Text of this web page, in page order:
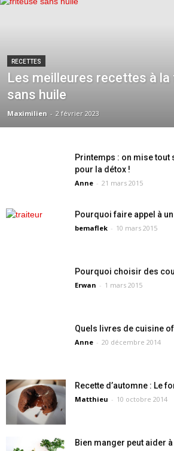
RECETTES
Les meilleures recettes à
sans huile
Maximilien - 2 février 2023
Printemps : on mise
pour la détox !
Anne - 21 mars 2015
Pourquoi faire appel à
bemaflek - 10 mars 2015
Pourquoi choisir des
Erwan - 1 mars 2015
Quels livres de cuisine
Anne - 20 décembre 2014
Recette d’automne : Le
Matthieu - 10 octobre 2014
Bien manger peut aider